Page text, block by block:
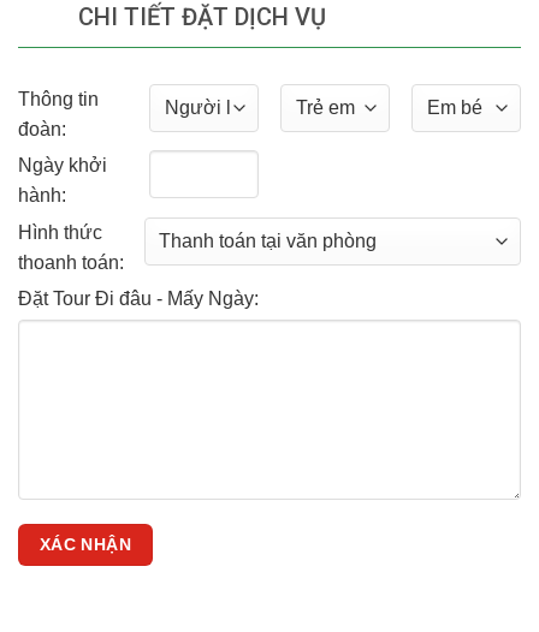
CHI TIẾT ĐẶT DỊCH VỤ
Thông tin
đoàn:
Ngày khởi
hành:
Hình thức
thoanh toán:
Đặt Tour Đi đâu - Mấy Ngày: